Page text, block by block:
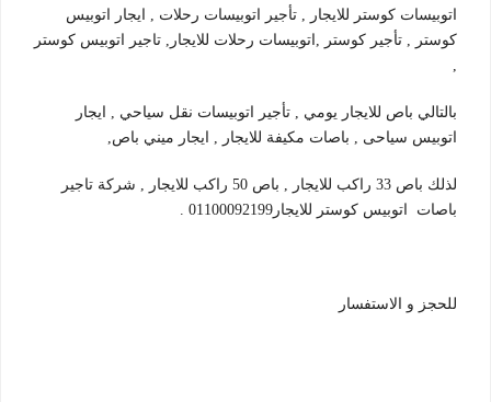
اتوبيسات كوستر للايجار , تأجير اتوبيسات رحلات , ايجار اتوبيس
كوستر , تأجير كوستر ,اتوبيسات رحلات للايجار, تاجير اتوبيس كوستر
,
بالتالي باص للايجار يومي , تأجير اتوبيسات نقل سياحي , ايجار
اتوبيس سياحى , باصات مكيفة للايجار , ايجار ميني باص,
لذلك باص 33 راكب للايجار , باص 50 راكب للايجار , شركة تاجير
باصات اتوبيس كوستر للايجار01100092199 .
للحجز و الاستفسار